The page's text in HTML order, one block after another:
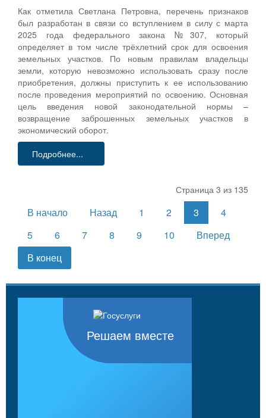
Как отметила Светлана Петровна, перечень признаков
был разработан в связи со вступлением в силу с марта
2025 года федерального закона №307, который
определяет в том числе трёхлетний срок для освоения
земельных участков. По новым правилам владельцы
земли, которую невозможно использовать сразу после
приобретения, должны приступить к ее использованию
после проведения мероприятий по освоению. Основная
цель введения новой законодательной нормы –
возвращение заброшенных земельных участков в
экономический оборот.
Подробнее...
Страница 3 из 135
В начало Назад 1 2 3
4
5
6 7 8 9 10
Вперед
В конец
Решаем вместе